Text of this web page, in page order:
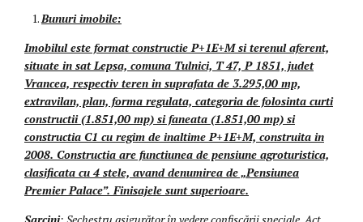
Bunuri imobile:
Imobilul este format constructie P+1E+M si terenul aferent,
situate in sat Lepsa, comuna Tulnici, T 47, P 1851, judet
Vrancea, respectiv teren in suprafata de 3.295,00 mp,
extravilan, plan, forma regulata, categoria de folosinta curti
constructii (1.851,00 mp) si faneata (1.851,00 mp) si
constructia C1 cu regim de inaltime P+1E+M, construita in
2008. Constructia are functiunea de pensiune agroturistica,
clasificata cu 4 stele, avand denumirea de „Pensiunea
Premier Palace”. Finisajele sunt superioare.